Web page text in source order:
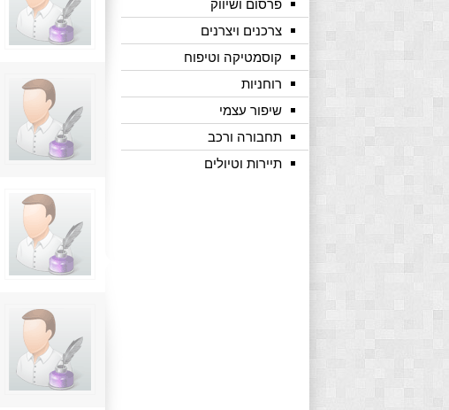
פרסום ושיווק
צרכנים ויצרנים
קוסמטיקה וטיפוח
רוחניות
שיפור עצמי
תחבורה ורכב
תיירות וטיולים